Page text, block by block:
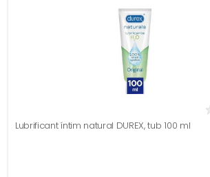
Lubrificant íntim natural DUREX, tub 100 ml